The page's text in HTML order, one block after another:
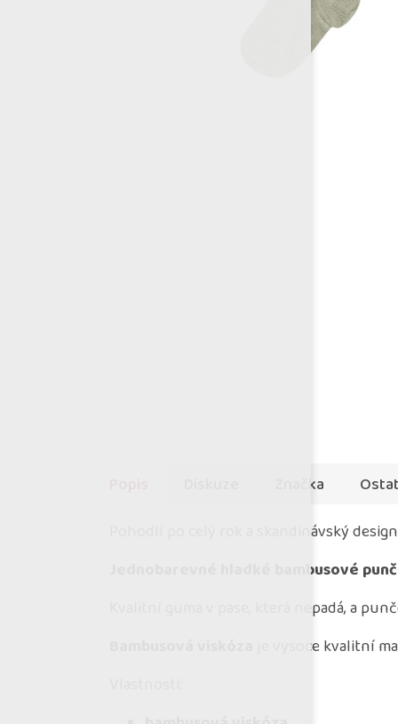
Značka
Pohodlí po celý rok a skandinávský
Jednobarevné hladké bambusové
Kvalitní guma v pase, která nepadá, a
je vysoce kvalitní